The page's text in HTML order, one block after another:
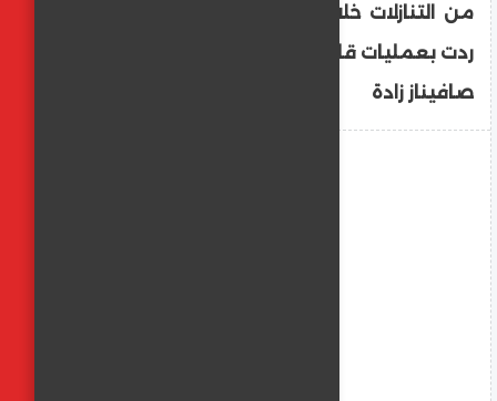
من التنازلات خلال المفاوضات ولكن حماس
ردت بعمليات قاتلة في حي تل الهوا
صافيناز زادة